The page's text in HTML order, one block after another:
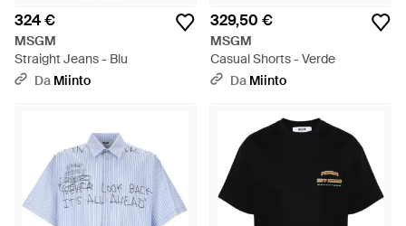
324 €
MSGM
Straight Jeans - Blu
Da Miinto
329,50 €
MSGM
Casual Shorts - Verde
Da Miinto